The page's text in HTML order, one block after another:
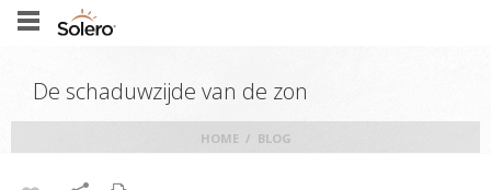
De schaduwzijde van de zon
HOME / BLOG